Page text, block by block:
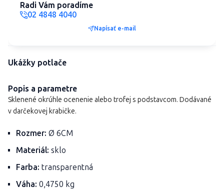
Radi Vám poradíme
02 4848 4040
Napísať e-mail
Ukážky potlače
Popis a parametre
Sklenené okrúhle ocenenie alebo trofej s podstavcom. Dodávané
v darčekovej krabičke.
Rozmer: Ø 6CM
Materiál: sklo
Farba: transparentná
Váha: 0,4750 kg